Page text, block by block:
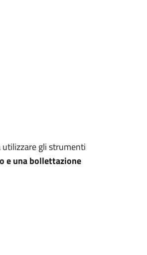
gli strumenti
e una bollettazione